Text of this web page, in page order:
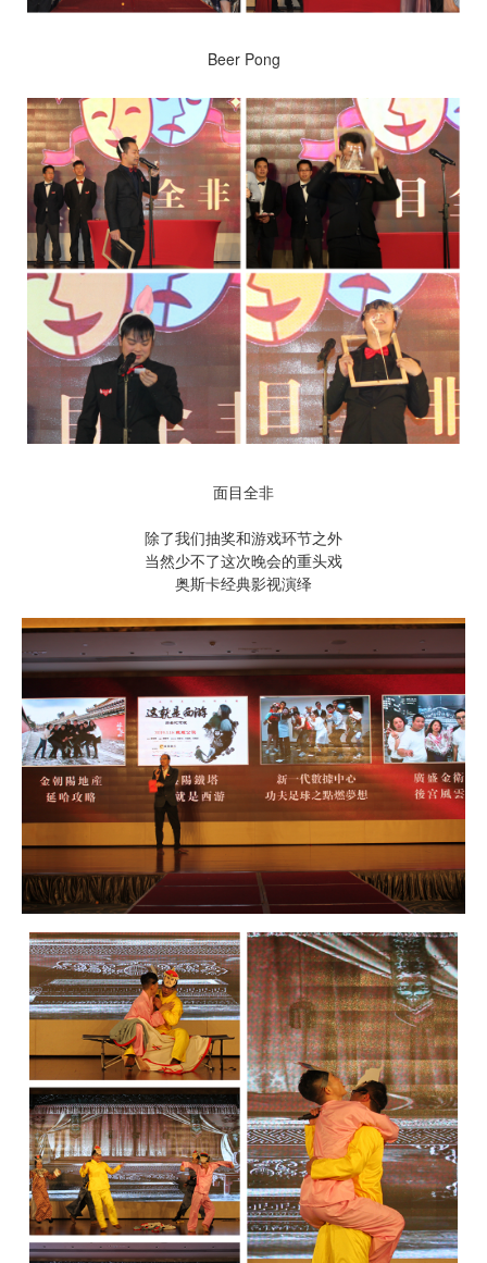
Beer Pong
面目全非
除了我们抽奖和游戏环节之外
当然少不了这次晚会的重头戏
奥斯卡经典影视演绎